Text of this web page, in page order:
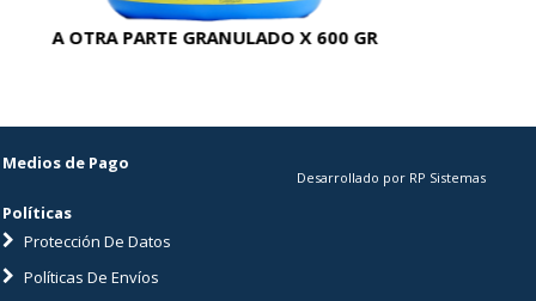
A OTRA PARTE GRANULADO X 600 GR
Medios de Pago
Políticas
Protección De Datos
Políticas De Envíos
Desarrollado por RP Sistemas